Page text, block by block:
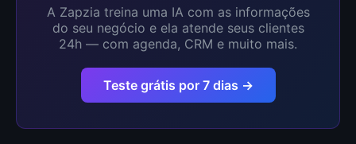
A Zapzia treina uma IA com as informações
do seu negócio e ela atende seus clientes
24h — com agenda, CRM e muito mais.
Teste grátis por 7 dias →